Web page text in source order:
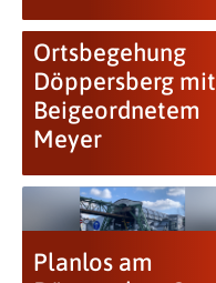
Ortsbegehung
Döppersberg mit
Beigeordnetem
Meyer
Planlos am